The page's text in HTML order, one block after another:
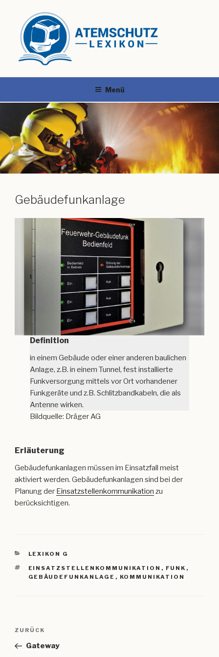
Menü
Gebäudefunkanlage
Definition
in einem Gebäude oder einer anderen baulichen
Anlage, z.B. in einem Tunnel, fest installierte
Funkversorgung mittels vor Ort vorhandener
Funkgeräte und z.B. Schlitzbandkabeln, die als
Antenne wirken.
Bildquelle: Dräger AG
Erläuterung
Gebäudefunkanlagen müssen im Einsatzfall meist
aktiviert werden. Gebäudefunkanlagen sind bei der
Planung der Einsatzstellenkommunikation zu
berücksichtigen.
KATEGORIEN
LEXIKON G
SCHLAGWÖRTER
EINSATZSTELLENKOMMUNIKATION , FUNK ,
GEBÄUDEFUNKANLAGE , KOMMUNIKATION
Beitragsnavigation
Vorheriger
Beitrag
ZURÜCK
Gateway